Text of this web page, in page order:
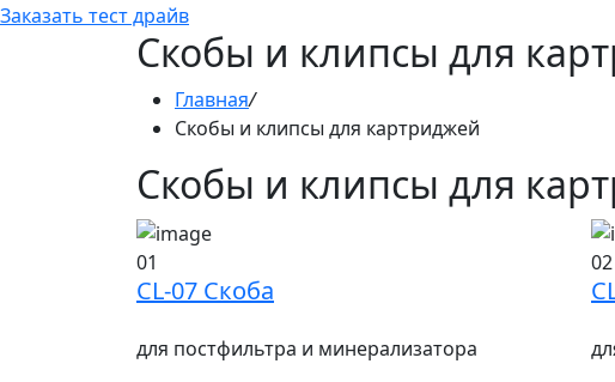
Заказать тест драйв
Скобы и клипсы для
Главная/
Скобы и клипсы для картриджей
Скобы и клипсы для
01
CL-07 Скоба
для постфильтра и минерализатора
02